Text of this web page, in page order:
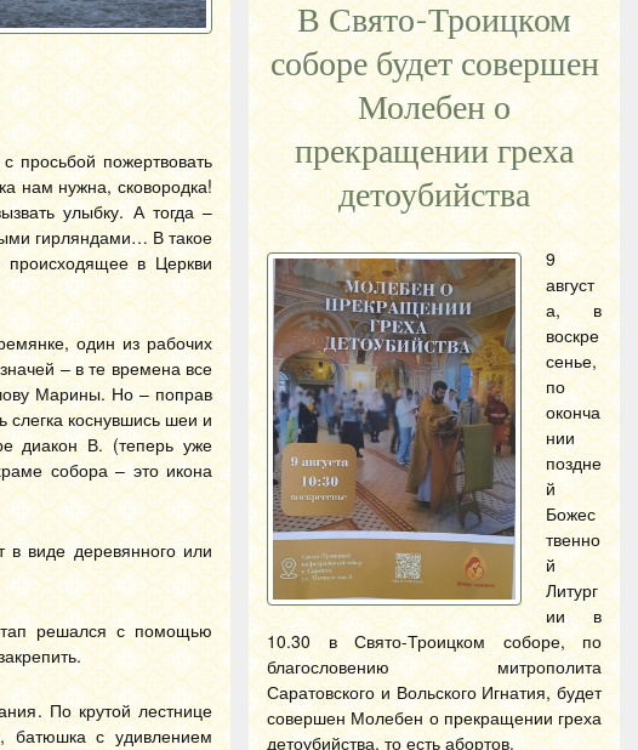
просьбой пожертвовать
нам нужна, сковородка!
улыбку. А тогда –
гирляндами… В такое
происходящее в Церкви
один из рабочих
– в те времена все
Марины. Но – поправ
коснувшись шеи и
диакон В. (теперь уже
собора – это икона
в виде деревянного или
решался с помощью
По крутой лестнице
батюшка с удивлением
В Свято-Троицком
соборе будет совершен
Молебен о
прекращении греха
детоубийства
9
август
а, в
воскре
сенье,
по
оконча
нии
поздне
й
Божес
твенно
й
Литург
ии в
10.30 в Свято-Троицком соборе, по
благословению митрополита
Саратовского и Вольского Игнатия, будет
совершен Молебен о прекращении греха
детоубийства, то есть абортов.